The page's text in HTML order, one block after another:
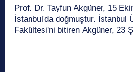
Prof. Dr. Tayfun Akgüner, 15
İstanbul'da doğmuştur. İstanbul
Fakültesi'ni bitiren Akgüner, 23